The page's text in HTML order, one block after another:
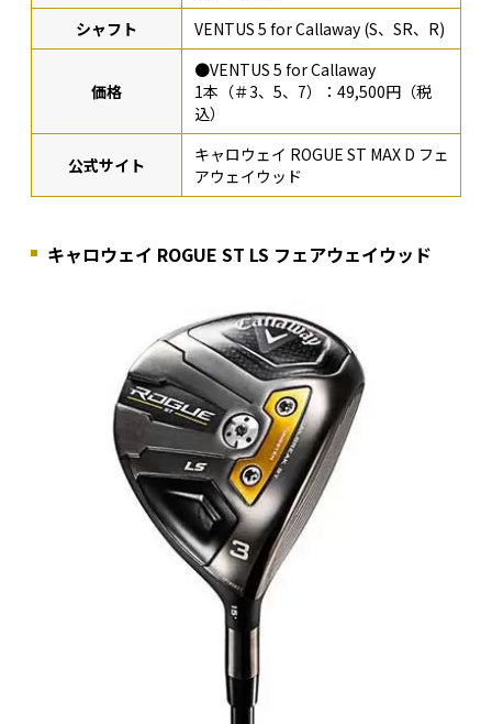
シャフト
VENTUS 5 for Callaway (S、SR、R)
価格
●VENTUS 5 for Callaway
1本（＃3、5、7）：49,500円（税
込）
公式サイト
キャロウェイ ROGUE ST MAX D フェ
アウェイウッド
キャロウェイ ROGUE ST LS フェアウェイウッド